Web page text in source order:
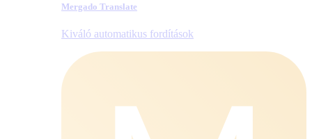
Mergado Translate
Kiváló automatikus fordítások